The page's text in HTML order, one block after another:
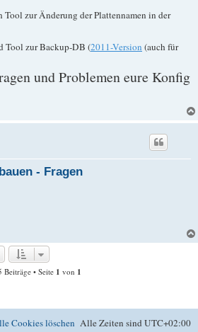
Tool zur Änderung der Plattennamen in der
Tool zur Backup-DB (2011-Version (auch für
und Problemen eure Konfig
- Fragen
Beiträge • Seite 1 von 1
Alle Zeiten sindUTC+02:00
Cookies löschen